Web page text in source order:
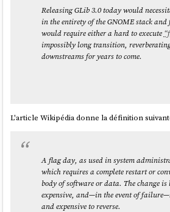
Releasing GLib 3.0 today would
in the entirety of the GNOME stack
would require either a hard to execute
impossibly long transition,
downstreams for years to come.
L'article Wikipédia donne la définition
A flag day, as used in system
which requires a complete restart or
body of software or data. The change
expensive, and—in the event of
and expensive to reverse.